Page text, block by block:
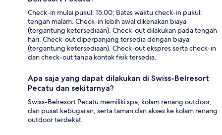
Check-in mulai pukul: 15.00; Batas waktu check-in pukul:
tengah malam. Check-in lebih awal dikenakan biaya
(tergantung ketersediaan). Check-out dilakukan pada tengah
hari. Check-out diperpanjang tersedia dengan biaya
(tergantung ketersediaan). Check-out ekspres serta check-in
dan check-out tanpa kontak fisik tersedia.
Apa saja yang dapat dilakukan di Swiss-Belresort
Pecatu dan sekitarnya?
Swiss-Belresort Pecatu memiliki spa, kolam renang outdoor,
dan pusat kebugaran, serta taman dan akses ke kolam renang
outdoor terdekat.